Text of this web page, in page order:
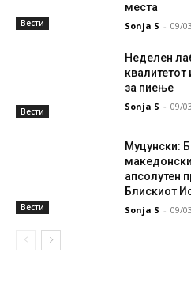
Вести
места
Sonja S - 09/
Вести
Неделен
квалитетот
за пиење
Sonja S - 09/
Вести
Муцунски:
апсолутен
Блискиот
Sonja S - 09/